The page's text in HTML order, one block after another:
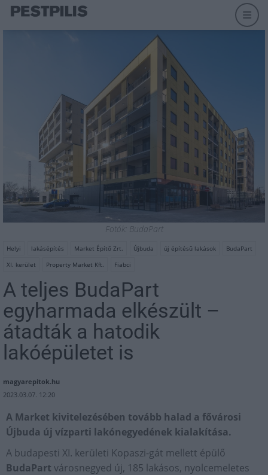
Fotók: BudaPart
Helyi lakásépítés Market Építő Zrt. Újbuda új építésű lakások
BudaPart
XI. kerület
Property Market Kft. Fiabci
A teljes BudaPart
egyharmada elkészült –
átadták a hatodik
lakóépületet is
magyarepitok.hu
2023.03.07. 12:20
A Market kivitelezésében tovább halad a fővárosi
Újbuda új vízparti lakónegyedének kialakítása.
A budapesti XI. kerületi Kopaszi-gát mellett épülő
BudaPart városnegyed új, 185 lakásos, nyolcemeletes